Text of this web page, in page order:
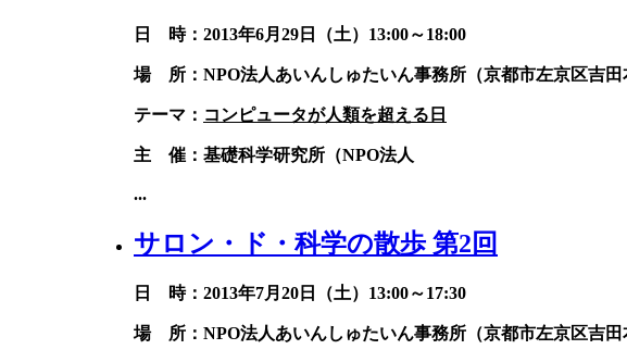
日 時：2013年6月29日（土）13:00～18:00
場 所：NPO法人あいんしゅたいん事務所（京都市左京区吉田
テーマ： コンピュータが人類を超える日
主 催：基礎科学研究所（NPO法人
...
サロン・ド・科学の散歩 第2回
日 時：2013年7月20日（土）13:00～17:30
場 所：NPO法人あいんしゅたいん事務所（京都市左京区吉田